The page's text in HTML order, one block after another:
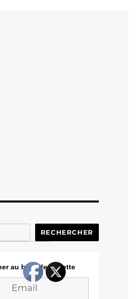
RECHERCHER
au blog de Cozette